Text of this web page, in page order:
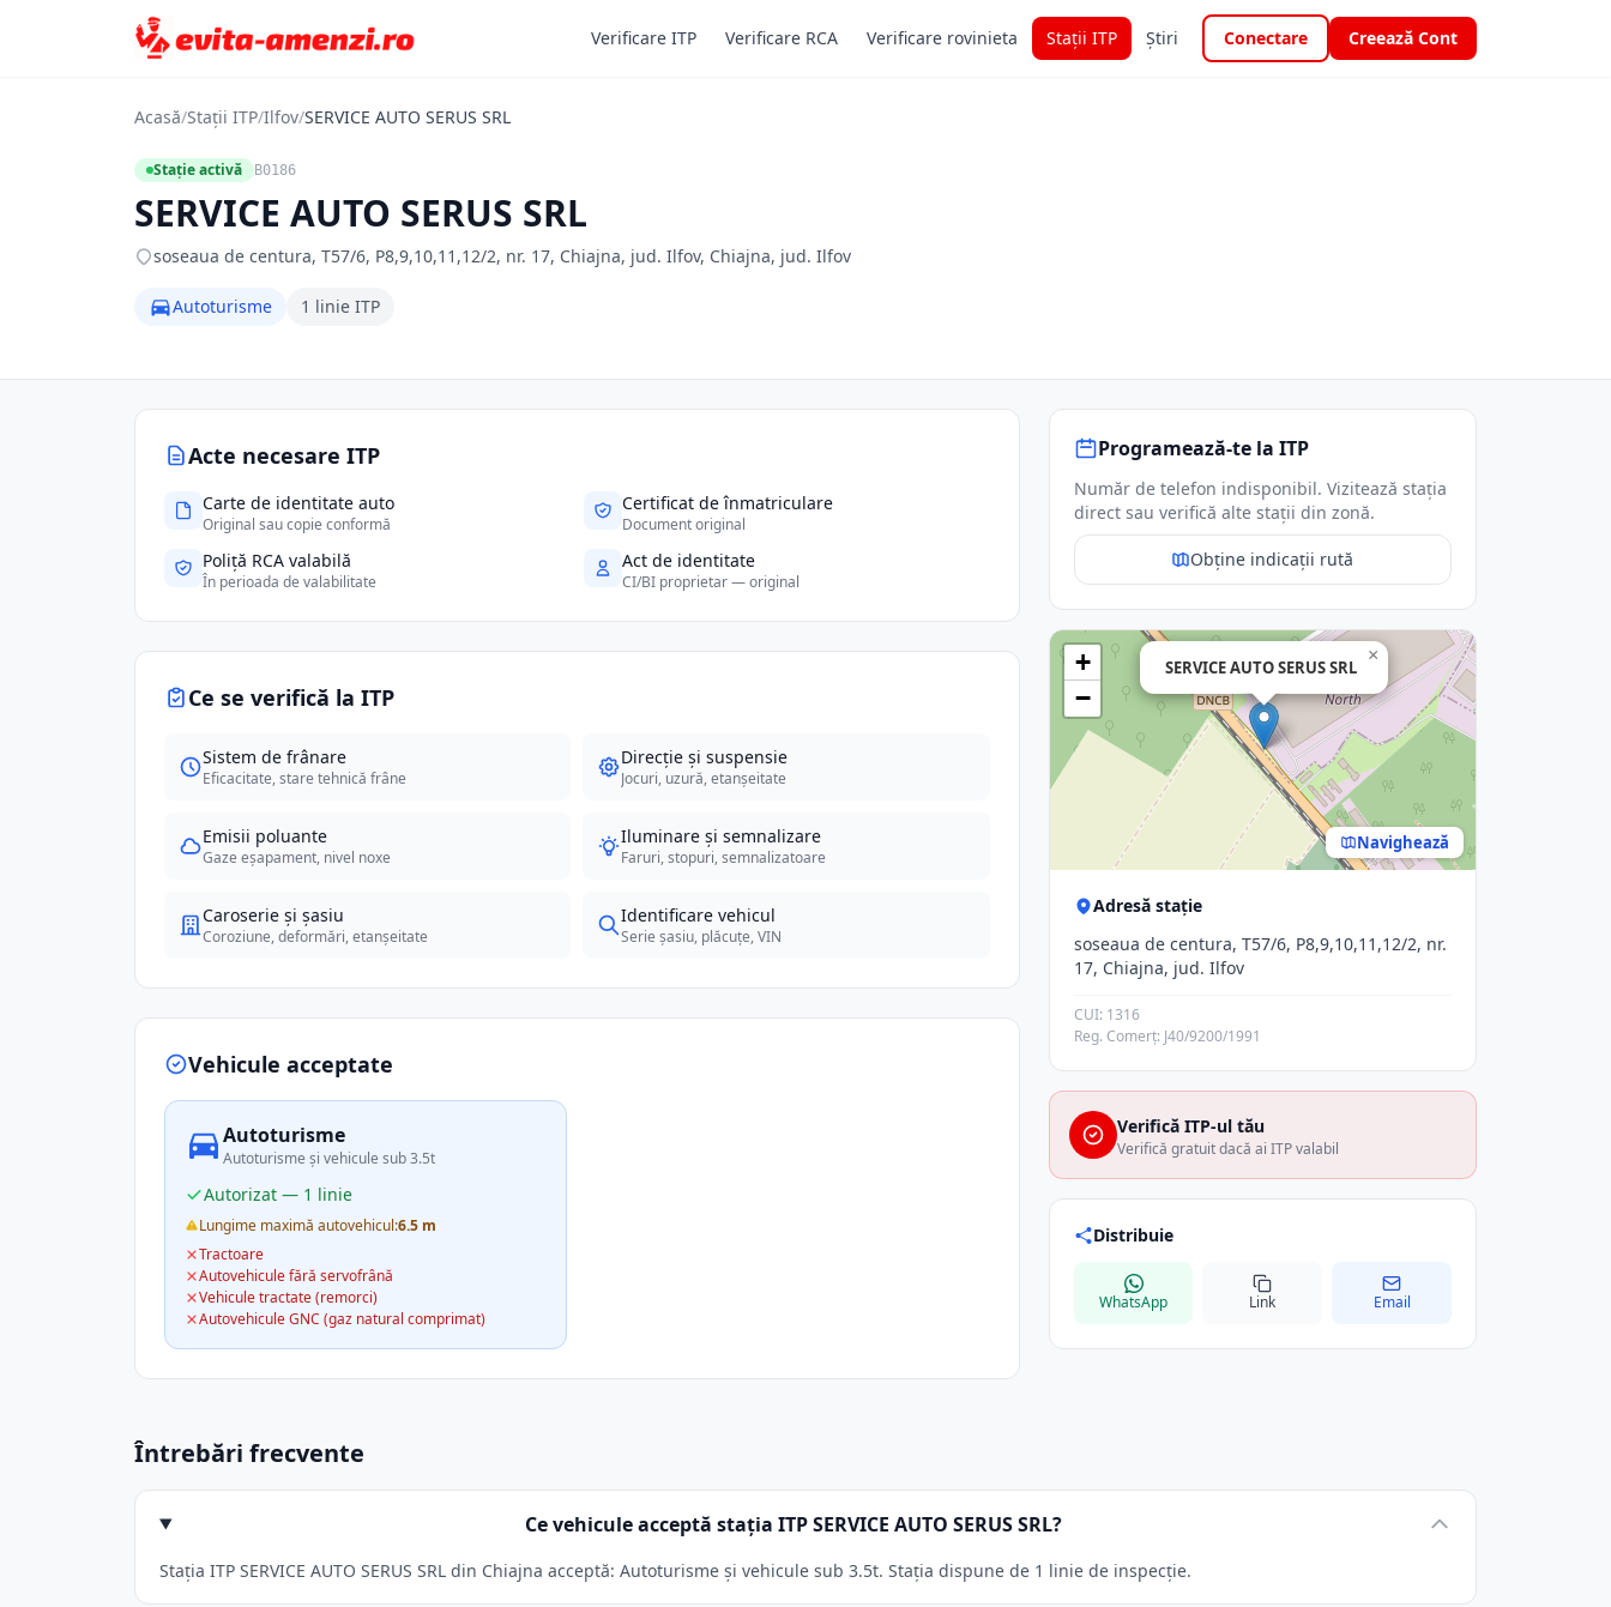
Verificare ITP Verificare RCA Verificare rovinieta Stații ITP Știri Conectare Creează Cont
Acasă/Stații ITP/Ilfov/SERVICE AUTO SERUS SRL
Stație activă B0186
SERVICE AUTO SERUS SRL
soseaua de centura, T57/6, P8,9,10,11,12/2, nr. 17, Chiajna, jud. Ilfov, Chiajna, jud. Ilfov
Autoturisme 1 linie ITP
Acte necesare ITP
Carte de identitate auto
Original sau copie conformă
Certificat de înmatriculare
Document original
Poliță RCA valabilă
În perioada de valabilitate
Act de identitate
CI/BI proprietar — original
Ce se verifică la ITP
Sistem de frânare
Eficacitate, stare tehnică frâne
Direcție și suspensie
Jocuri, uzură, etanșeitate
Emisii poluante
Gaze eșapament, nivel noxe
Iluminare și semnalizare
Faruri, stopuri, semnalizatoare
Caroserie și șasiu
Coroziune, deformări, etanșeitate
Identificare vehicul
Serie șasiu, plăcuțe, VIN
Vehicule acceptate
Autoturisme
Autoturisme și vehicule sub 3.5t
Autorizat — 1 linie
Lungime maximă autovehicul:6.5 m
Tractoare
Autovehicule fără servofrână
Vehicule tractate (remorci)
Autovehicule GNC (gaz natural comprimat)
Programează-te la ITP
Număr de telefon indisponibil. Vizitează stația
direct sau verifică alte stații din zonă.
Obține indicații rută
SERVICE AUTO SERUS SRL
×
+
−
Navighează
Adresă stație
soseaua de centura, T57/6, P8,9,10,11,12/2, nr.
17, Chiajna, jud. Ilfov
CUI: 1316
Reg. Comerț: J40/9200/1991
Verifică ITP-ul tău
Verifică gratuit dacă ai ITP valabil
Distribuie
WhatsApp Link Email
Întrebări frecvente
Ce vehicule acceptă stația ITP SERVICE AUTO SERUS SRL?
Stația ITP SERVICE AUTO SERUS SRL din Chiajna acceptă: Autoturisme și vehicule sub 3.5t. Stația dispune de 1 linie de inspecție.